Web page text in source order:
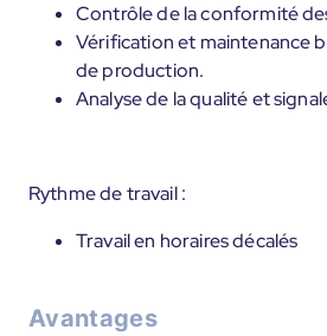
Contrôle de la conformité
Vérification et maintenance
de production.
Analyse de la qualité et
Rythme de travail :
Travail en horaires décalés
Avantages